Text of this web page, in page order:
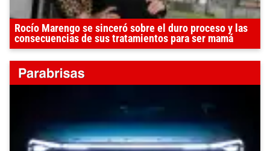
Rocío Marengo se sinceró sobre el duro proceso y las
consecuencias de sus tratamientos para ser mamá